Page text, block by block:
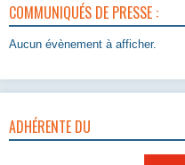
COMMUNIQUÉS DE PRESSE :
Aucun évènement à afficher.
ADHÉRENTE DU